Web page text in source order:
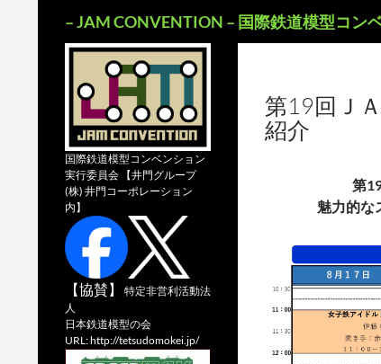
– JAM CONVENTION – 国際鉄道模型コン
第19回Ｊ
紹介
第
魅力的な
国際鉄道模型コンベンション
実行委員会 【井門グループ
(株) 井門コーポレーション
内】
【協賛】
特定非営利活動法
人
日本鉄道模型の会
URL: http://tetsudomokei.jp/